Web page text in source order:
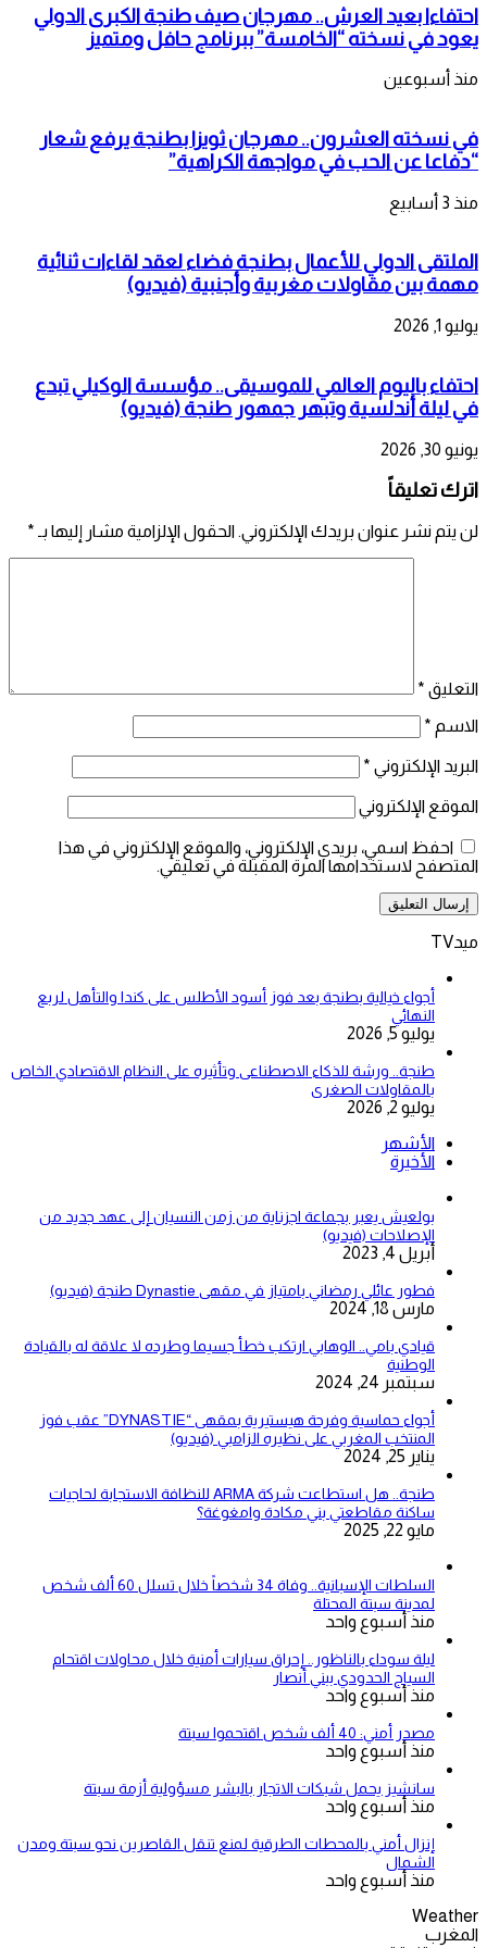
احتفاءا بعيد العرش.. مهرجان صيف طنجة الكبرى الدولي
يعود في نسخته “الخامسة” ببرنامج حافل ومتميز
منذ أسبوعين
في نسخته العشرون.. مهرجان ثويزا بطنجة يرفع شعار
“دفاعا عن الحب في مواجهة الكراهية”
منذ 3 أسابيع
الملتقى الدولي للأعمال بطنجة فضاء لعقد لقاءات ثنائية
مهمة بين مقاولات مغربية وأجنبية (فيديو)
يوليو 1, 2026
احتفاء باليوم العالمي للموسيقى.. مؤسسة الوكيلي تبدع
في ليلة أندلسية وتبهر جمهور طنجة (فيديو)
يونيو 30, 2026
اترك تعليقاً
لن يتم نشر عنوان بريدك الإلكتروني. الحقول الإلزامية مشار إليها بـ *
التعليق *
الاسم *
البريد الإلكتروني *
الموقع الإلكتروني
احفظ اسمي، بريدي الإلكتروني، والموقع الإلكتروني في هذا
المتصفح لاستخدامها المرة المقبلة في تعليقي.
ميدTV
أجواء خيالية بطنجة بعد فوز أسود الأطلس على كندا والتأهل لربع
النهائي
يوليو 5, 2026
طنجة.. ورشة للذكاء الاصطناعى وتأثيره على النظام الاقتصادي الخاص
بالمقاولات الصغرى
يوليو 2, 2026
الأشهر
الأخيرة
بولعيش يعبر بجماعة اجزناية من زمن النسيان إلى عهد جديد من
الإصلاحات (فيديو)
أبريل 4, 2023
فطور عائلي رمضاني بامتياز في مقهى Dynastie طنجة (فيديو)
مارس 18, 2024
قيادي بامي.. الوهابي ارتكب خطأ جسيما وطرده لا علاقة له بالقيادة
الوطنية
سبتمبر 24, 2024
أجواء حماسية وفرحة هيستيرية بمقهى “DYNASTIE” عقب فوز
المنتخب المغربي على نظيره الزامبي (فيديو)
يناير 25, 2024
طنجة.. هل استطاعت شركة ARMA للنظافة الاستجابة لحاجيات
ساكنة مقاطعتي بني مكادة وامغوغة؟
مايو 22, 2025
السلطات الإسبانية.. وفاة 34 شخصاً خلال تسلل 60 ألف شخص
لمدينة سبتة المحتلة
منذ أسبوع واحد
ليلة سوداء بالناظور.. إحراق سيارات أمنية خلال محاولات اقتحام
السياج الحدودي ببني أنصار
منذ أسبوع واحد
مصدر أمني: 40 ألف شخص اقتحموا سبتة
منذ أسبوع واحد
سانشيز يحمل شبكات الاتجار بالبشر مسؤولية أزمة سبتة
منذ أسبوع واحد
إنزال أمني بالمحطات الطرقية لمنع تنقل القاصرين نحو سبتة ومدن
الشمال
منذ أسبوع واحد
Weather
المغرب